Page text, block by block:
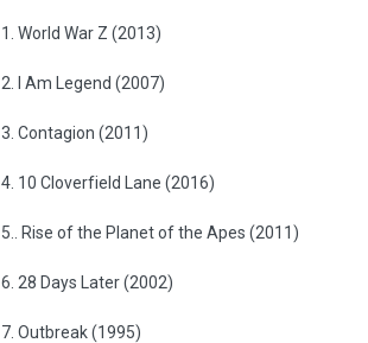
1. World War Z (2013)
2. I Am Legend (2007)
3. Contagion (2011)
4. 10 Cloverfield Lane (2016)
5.. Rise of the Planet of the Apes (2011)
6. 28 Days Later (2002)
7. Outbreak (1995)